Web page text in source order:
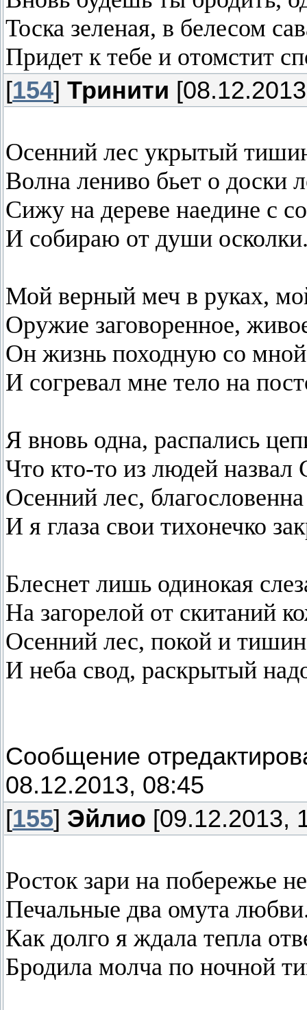
Тоска зеленая, в белесом
Придет к тебе и отомстит
[154] Тринити
Осенний лес укрытый
Волна лениво бьет о доски
Сижу на дереве наедине с
И собираю от души
Мой верный меч в руках,
Оружие заговоренное,
Он жизнь походную со
И согревал мне тело на
Я вновь одна, распались
Что кто-то из людей назвал
Осенний лес,
И я глаза свои тихонечко
Блеснет лишь одинокая
На загорелой от скитаний
Осенний лес, покой и
И неба свод, раскрытый
Сообщение
08.12.2013, 08:45
[155] Эйлио [09.12.2013,
Росток зари на побережье
Печальные два омута
Как долго я ждала тепла
Бродила молча по ночной